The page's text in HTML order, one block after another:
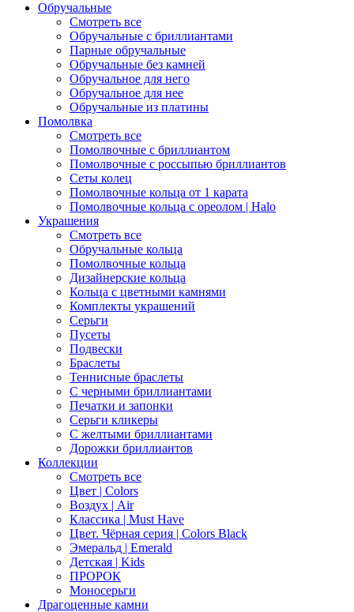
Обручальные
Смотреть все
Обручальные с бриллиантами
Парные обручальные
Обручальные без камней
Обручальное для него
Обручальное для нее
Обручальные из платины
Помолвка
Смотреть все
Помолвочные с бриллиантом
Помолвочные с россыпью бриллиантов
Сеты колец
Помолвочные кольца от 1 карата
Помолвочные кольца с ореолом | Halo
Украшения
Смотреть все
Обручальные кольца
Помолвочные кольца
Дизайнерские кольца
Кольца с цветными камнями
Комплекты украшений
Серьги
Пусеты
Подвески
Браслеты
Теннисные браслеты
C черными бриллиантами
Печатки и запонки
Серьги кликеры
С желтыми бриллиантами
Дорожки бриллиантов
Коллекции
Смотреть все
Цвет | Colors
Воздух | Air
Классика | Must Have
Цвет. Чёрная серия | Colors Black
Эмеральд | Emerald
Детская | Kids
ПРОРОК
Моносерьги
Драгоценные камни